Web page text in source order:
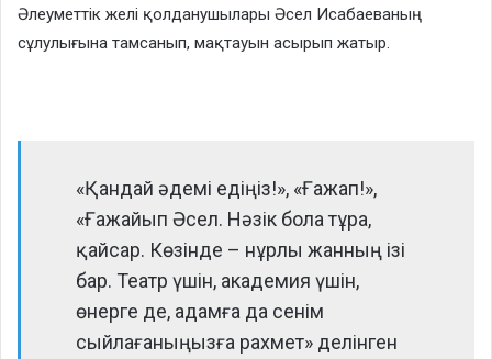
Әлеуметтік желі қолданушылары Әсел Исабаеваның
сұлулығына тамсанып, мақтауын асырып жатыр.
«Қандай әдемі едіңіз!», «Ғажап!»,
«Ғажайып Әсел. Нәзік бола тұра,
қайсар. Көзінде – нұрлы жанның ізі
бар. Театр үшін, академия үшін,
өнерге де, адамға да сенім
сыйлағаныңызға рахмет» делінген